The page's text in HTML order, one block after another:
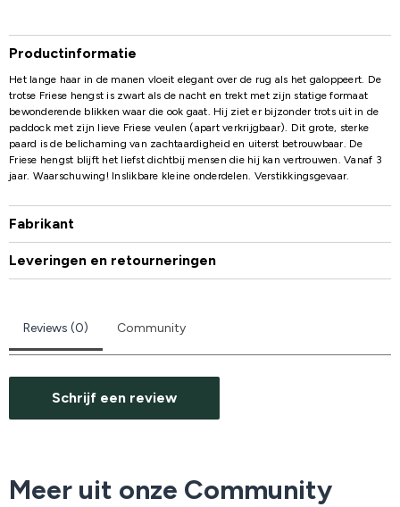
Productinformatie
Het lange haar in de manen vloeit elegant over de rug als het galoppeert. De
trotse Friese hengst is zwart als de nacht en trekt met zijn statige formaat
bewonderende blikken waar die ook gaat. Hij ziet er bijzonder trots uit in de
paddock met zijn lieve Friese veulen (apart verkrijgbaar). Dit grote, sterke
paard is de belichaming van zachtaardigheid en uiterst betrouwbaar. De
Friese hengst blijft het liefst dichtbij mensen die hij kan vertrouwen. Vanaf 3
jaar. Waarschuwing! Inslikbare kleine onderdelen. Verstikkingsgevaar.
Fabrikant
Leveringen en retourneringen
Reviews (0) Community
Schrijf een review
Meer uit onze Community